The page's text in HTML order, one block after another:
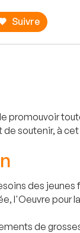
Suivre
promouvoir
soutenir, à
des
l'Oeuvre
de